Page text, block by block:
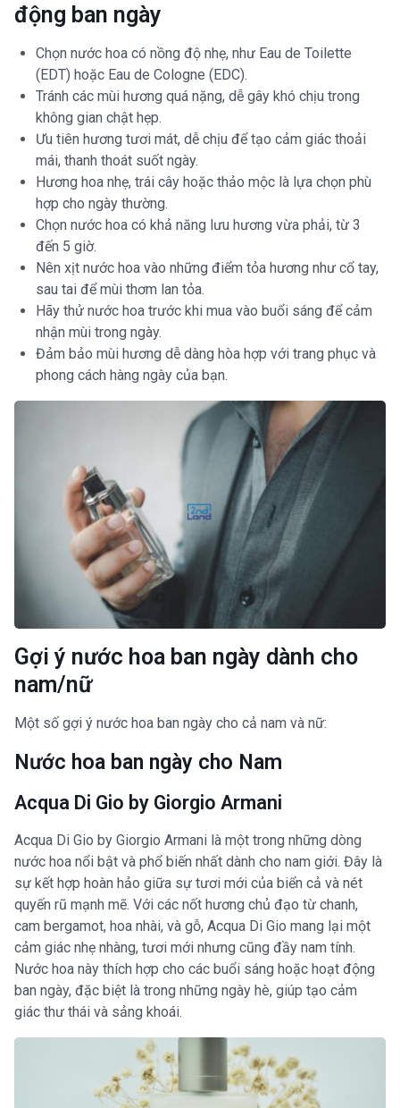
động ban ngày
Chọn nước hoa có nồng độ nhẹ, như Eau de Toilette
(EDT) hoặc Eau de Cologne (EDC).
Tránh các mùi hương quá nặng, dễ gây khó chịu trong
không gian chật hẹp.
Ưu tiên hương tươi mát, dễ chịu để tạo cảm giác thoải
mái, thanh thoát suốt ngày.
Hương hoa nhẹ, trái cây hoặc thảo mộc là lựa chọn phù
hợp cho ngày thường.
Chọn nước hoa có khả năng lưu hương vừa phải, từ 3
đến 5 giờ.
Nên xịt nước hoa vào những điểm tỏa hương như cổ tay,
sau tai để mùi thơm lan tỏa.
Hãy thử nước hoa trước khi mua vào buổi sáng để cảm
nhận mùi trong ngày.
Đảm bảo mùi hương dễ dàng hòa hợp với trang phục và
phong cách hàng ngày của bạn.
Gợi ý nước hoa ban ngày dành cho
nam/nữ
Một số gợi ý nước hoa ban ngày cho cả nam và nữ:
Nước hoa ban ngày cho Nam
Acqua Di Gio by Giorgio Armani
Acqua Di Gio by Giorgio Armani là một trong những dòng
nước hoa nổi bật và phổ biến nhất dành cho nam giới. Đây là
sự kết hợp hoàn hảo giữa sự tươi mới của biển cả và nét
quyến rũ mạnh mẽ. Với các nốt hương chủ đạo từ chanh,
cam bergamot, hoa nhài, và gỗ, Acqua Di Gio mang lại một
cảm giác nhẹ nhàng, tươi mới nhưng cũng đầy nam tính.
Nước hoa này thích hợp cho các buổi sáng hoặc hoạt động
ban ngày, đặc biệt là trong những ngày hè, giúp tạo cảm
giác thư thái và sảng khoái.